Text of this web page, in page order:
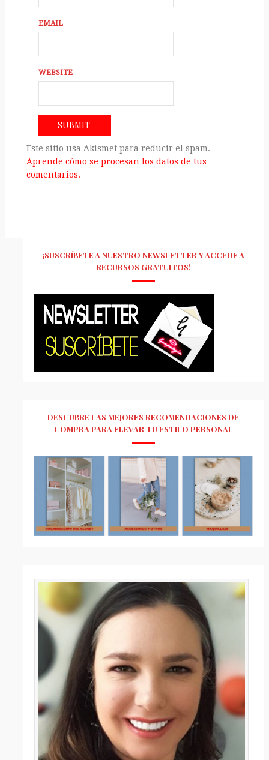
EMAIL
WEBSITE
Este sitio usa Akismet para reducir el spam.
Aprende cómo se procesan los datos de tus
comentarios.
¡SUSCRÍBETE A NUESTRO NEWSLETTER Y ACCEDE A
RECURSOS GRATUITOS!
DESCUBRE LAS MEJORES RECOMENDACIONES DE
COMPRA PARA ELEVAR TU ESTILO PERSONAL